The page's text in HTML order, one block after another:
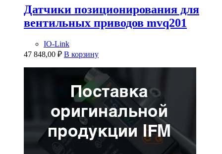
Датчики позиционирования для
вентильных приводов mvq201
IO-Link
47 848,00 ₽ В корзину